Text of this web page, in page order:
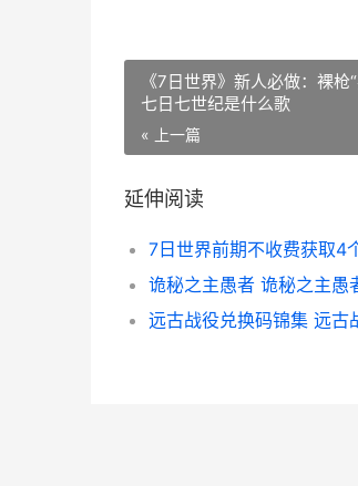
《7日世界》新人必做：裸
七日七世纪是什么歌
« 上一篇
延伸阅读
诡秘之主愚者 诡秘之主愚